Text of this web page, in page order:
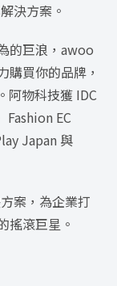
決方案。
的巨浪，awoo
購買你的品牌，
阿物科技獲 IDC
EC
Japan 與
案，為企業打
搖滾巨星。